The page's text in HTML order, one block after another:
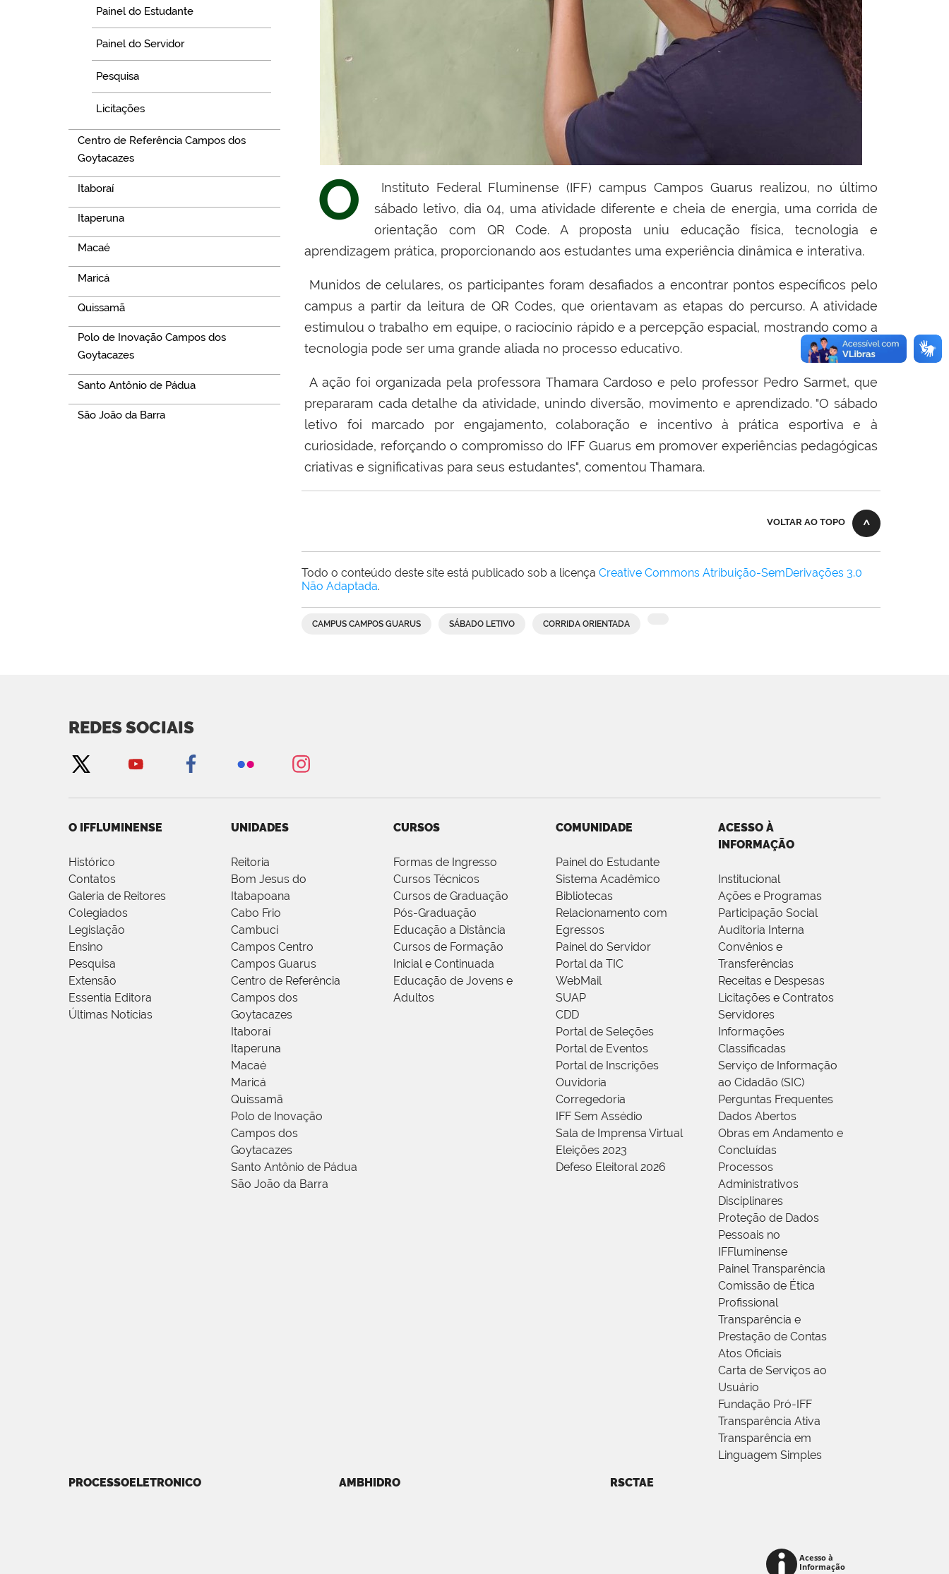
Painel do Estudante
Painel do Servidor
Pesquisa
Licitações
Centro de Referência Campos dos
Goytacazes
Itaboraí
Itaperuna
Macaé
Maricá
Quissamã
Polo de Inovação Campos dos
Goytacazes
Santo Antônio de Pádua
São João da Barra
O
Instituto Federal Fluminense (IFF) campus Campos Guarus realizou, no último
sábado letivo, dia 04, uma atividade diferente e cheia de energia, uma corrida de
orientação com QR Code. A proposta uniu educação física, tecnologia e
aprendizagem prática, proporcionando aos estudantes uma experiência dinâmica e interativa.
Munidos de celulares, os participantes foram desafiados a encontrar pontos específicos pelo
campus a partir da leitura de QR Codes, que orientavam as etapas do percurso. A atividade
estimulou o trabalho em equipe, o raciocínio rápido e a percepção espacial, mostrando como a
tecnologia pode ser uma grande aliada no processo educativo.
A ação foi organizada pela professora Thamara Cardoso e pelo professor Pedro Sarmet, que
prepararam cada detalhe da atividade, unindo diversão, movimento e aprendizado. "O sábado
letivo foi marcado por engajamento, colaboração e incentivo à prática esportiva e à
curiosidade, reforçando o compromisso do IFF Guarus em promover experiências pedagógicas
criativas e significativas para seus estudantes", comentou Thamara.
VOLTAR AO TOPO
Todo o conteúdo deste site está publicado sob a licença Creative Commons Atribuição-SemDerivações 3.0
Não Adaptada.
CAMPUS CAMPOS GUARUS SÁBADO LETIVO CORRIDA ORIENTADA
REDES SOCIAIS
O IFFLUMINENSE
Histórico
Contatos
Galeria de Reitores
Colegiados
Legislação
Ensino
Pesquisa
Extensão
Essentia Editora
Últimas Notícias
UNIDADES
Reitoria
Bom Jesus do
Itabapoana
Cabo Frio
Cambuci
Campos Centro
Campos Guarus
Centro de Referência
Campos dos
Goytacazes
Itaboraí
Itaperuna
Macaé
Maricá
Quissamã
Polo de Inovação
Campos dos
Goytacazes
Santo Antônio de Pádua
São João da Barra
CURSOS
Formas de Ingresso
Cursos Técnicos
Cursos de Graduação
Pós-Graduação
Educação a Distância
Cursos de Formação
Inicial e Continuada
Educação de Jovens e
Adultos
COMUNIDADE
Painel do Estudante
Sistema Acadêmico
Bibliotecas
Relacionamento com
Egressos
Painel do Servidor
Portal da TIC
WebMail
SUAP
CDD
Portal de Seleções
Portal de Eventos
Portal de Inscrições
Ouvidoria
Corregedoria
IFF Sem Assédio
Sala de Imprensa Virtual
Eleições 2023
Defeso Eleitoral 2026
ACESSO À
INFORMAÇÃO
Institucional
Ações e Programas
Participação Social
Auditoria Interna
Convênios e
Transferências
Receitas e Despesas
Licitações e Contratos
Servidores
Informações
Classificadas
Serviço de Informação
ao Cidadão (SIC)
Perguntas Frequentes
Dados Abertos
Obras em Andamento e
Concluídas
Processos
Administrativos
Disciplinares
Proteção de Dados
Pessoais no
IFFluminense
Painel Transparência
Comissão de Ética
Profissional
Transparência e
Prestação de Contas
Atos Oficiais
Carta de Serviços ao
Usuário
Fundação Pró-IFF
Transparência Ativa
Transparência em
Linguagem Simples
PROCESSOELETRONICO AMBHIDRO RSCTAE